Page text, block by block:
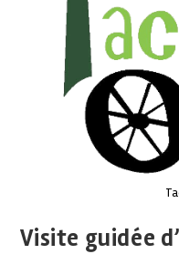
Visite guidée